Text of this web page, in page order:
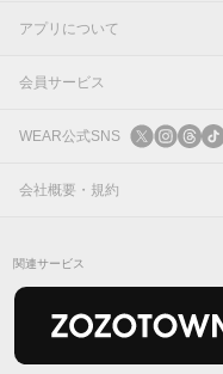
アプリについて
会員サービス
ログイン
新規会員登録
WEAR公式SNS
X
会社概要・規約
関連サービス